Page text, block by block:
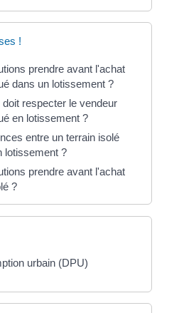
!
prendre avant l'achat
dans un lotissement ?
respecter le vendeur
en lotissement ?
entre un terrain isolé
lotissement ?
prendre avant l'achat
?
urbain (DPU)